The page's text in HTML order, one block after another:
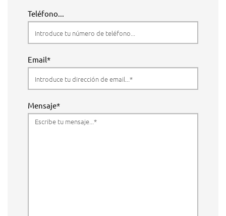
Teléfono...
Email*
Mensaje*